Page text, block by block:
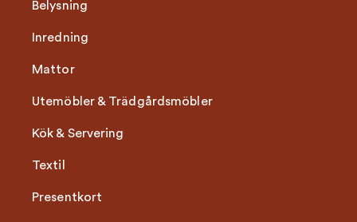
Belysning
Inredning
Mattor
Utemöbler & Trädgårdsmöbler
Kök & Servering
Textil
Presentkort